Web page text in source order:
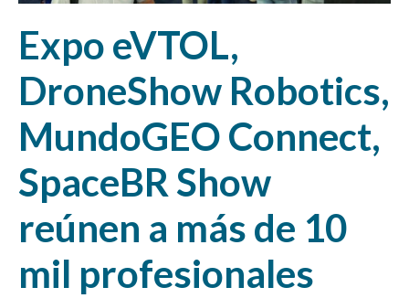
Expo eVTOL,
DroneShow Robotics,
MundoGEO Connect,
SpaceBR Show
reúnen a más de 10
mil profesionales